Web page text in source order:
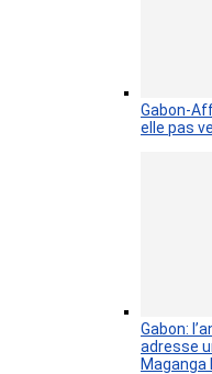
Gabon-
elle pas
Gabon:
adresse
Maganga